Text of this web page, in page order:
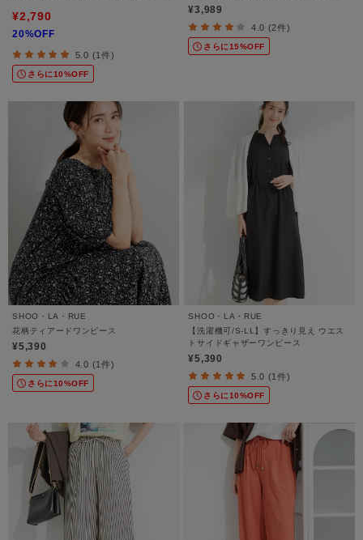
¥2,790
20%OFF
5.0 (1件)
さらに10%OFF
え イージーワイドパンツ
¥3,989
4.0 (2件)
さらに15%OFF
SHOO・LA・RUE
花柄ティアードワンピース
¥5,390
4.0 (1件)
さらに10%OFF
SHOO・LA・RUE
【洗濯機可/S-LL】すっきり見え ウエス
トサイドギャザーワンピース
¥5,390
5.0 (1件)
さらに10%OFF